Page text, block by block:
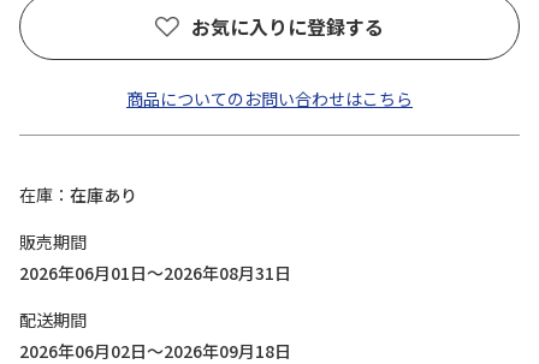
お気に入りに登録する
商品についてのお問い合わせはこちら
在庫
在庫あり
販売期間
2026年06月01日～2026年08月31日
配送期間
2026年06月02日～2026年09月18日